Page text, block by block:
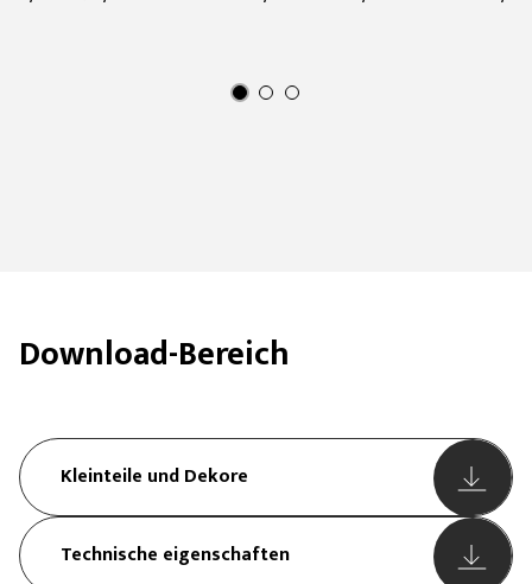
Download-Bereich
Kleinteile und Dekore
Technische eigenschaften